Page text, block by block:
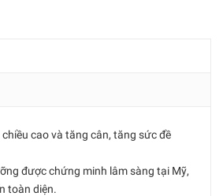
cao và tăng cân, tăng sức đề
được chứng minh lâm sàng tại Mỹ,
toàn diện.